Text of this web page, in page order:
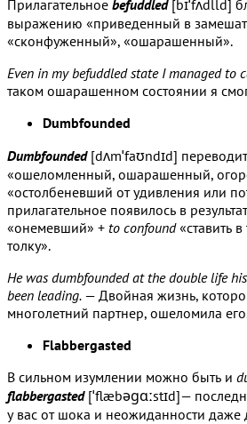
Прилагательное befuddled[bɪˈfʌdlld]
выражению «приведенный в
«сконфуженный», «ошарашенный».
Even in my befuddled state I managed to
таком ошарашенном состоянии я
Dumbfounded
Dumbfounded[dʌmˈfaʊndɪd]
«ошеломленный, ошарашенный,
«остолбеневший от удивления или
прилагательное появилось в
«онемевший» + to confound«ставить в
толку».
He was dumbfounded at the double life
been leading. — Двойная жизнь,
многолетний партнер, ошеломила
Flabbergasted
В сильном изумлении можно быть и
flabbergasted[ˈflæbəɡɑːstɪd]—
у вас от шока и неожиданности даже